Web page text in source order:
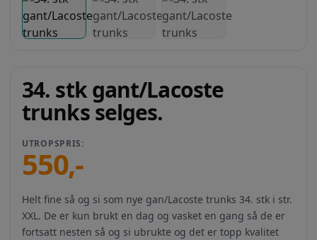
34. stk gant/Lacoste
trunks selges.
UTROPSPRIS:
550,-
Helt fine så og si som nye gan/Lacoste trunks 34. stk i str.
XXL. De er kun brukt en dag og vasket en gang så de er
fortsatt nesten så og si ubrukte og det er topp kvalitet